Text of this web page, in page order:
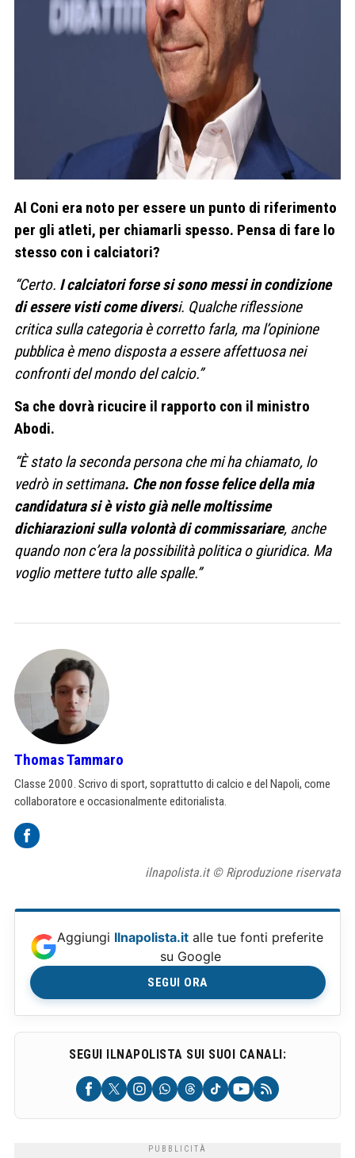
Al Coni era noto per essere un punto di riferimento
per gli atleti, per chiamarli spesso. Pensa di fare lo
stesso con i calciatori?
“Certo. I calciatori forse si sono messi in condizione
di essere visti come diversi. Qualche riflessione
critica sulla categoria è corretto farla, ma l’opinione
pubblica è meno disposta a essere affettuosa nei
confronti del mondo del calcio.”
Sa che dovrà ricucire il rapporto con il ministro
Abodi.
“È stato la seconda persona che mi ha chiamato, lo
vedrò in settimana. Che non fosse felice della mia
candidatura si è visto già nelle moltissime
dichiarazioni sulla volontà di commissariare, anche
quando non c’era la possibilità politica o giuridica. Ma
voglio mettere tutto alle spalle.”
Thomas Tammaro
Classe 2000. Scrivo di sport, soprattutto di calcio e del Napoli, come
collaboratore e occasionalmente editorialista.
ilnapolista.it © Riproduzione riservata
Aggiungi Ilnapolista.it alle tue fonti preferite
su Google
SEGUI ORA
SEGUI ILNAPOLISTA SUI SUOI CANALI: